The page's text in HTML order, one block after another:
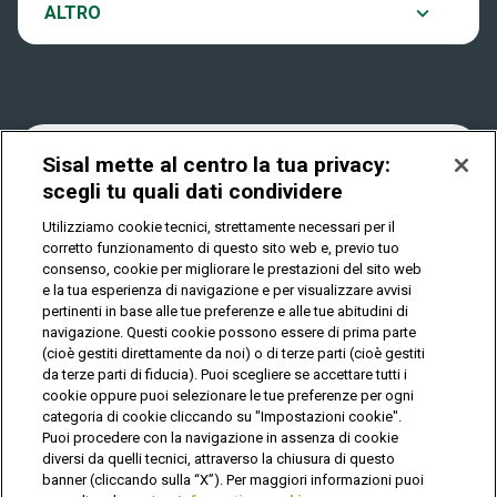
Play Your Date
Dove si gioca
Quanto si vince
Come riscuotere
ALTRO
Notifiche
Cookies
Privacy
IL GIOCO È VIETATO AI MINORI E PUÒ CAUSARE
DIPENDENZA PATOLOGICA
© Copyright Sisal Italia S.p.A. - P.I. 02433760135
Privacy Cookies
Mappa
del
sito
Sisal mette al centro la tua privacy:
scegli tu quali dati condividere
Utilizziamo cookie tecnici, strettamente necessari per il
corretto funzionamento di questo sito web e, previo tuo
consenso, cookie per migliorare le prestazioni del sito web
e la tua esperienza di navigazione e per visualizzare avvisi
pertinenti in base alle tue preferenze e alle tue abitudini di
navigazione. Questi cookie possono essere di prima parte
(cioè gestiti direttamente da noi) o di terze parti (cioè gestiti
da terze parti di fiducia). Puoi scegliere se accettare tutti i
cookie oppure puoi selezionare le tue preferenze per ogni
categoria di cookie cliccando su "Impostazioni cookie".
Puoi procedere con la navigazione in assenza di cookie
diversi da quelli tecnici, attraverso la chiusura di questo
banner (cliccando sulla “X”). Per maggiori informazioni puoi